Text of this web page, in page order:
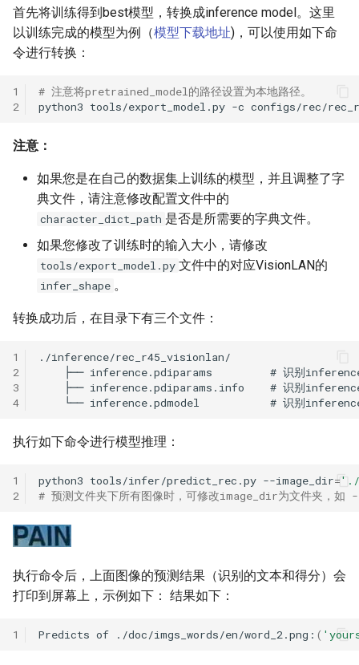
首先将训练得到best模型，转换成inference model。这里
以训练完成的模型为例（模型下载地址)，可以使用如下命
令进行转换：
1
2
# 注意将pretrained_model的路径设置为本地路径。
python3 tools/export_model.py -c configs/rec/
注意：
如果您是在自己的数据集上训练的模型，并且调整了字
典文件，请注意修改配置文件中的
character_dict_path 是否是所需要的字典文件。
如果您修改了训练时的输入大小，请修改
tools/export_model.py 文件中的对应VisionLAN的
infer_shape 。
转换成功后，在目录下有三个文件：
1
2
3
4
执行如下命令进行模型推理：
1
2
python3 tools/infer/predict_rec.py --image_dir='./
# 预测文件夹下所有图像时，可修改image_dir为文件夹
执行命令后，上面图像的预测结果（识别的文本和得分）会
打印到屏幕上，示例如下： 结果如下：
1 Predicts of ./doc/imgs_words/en/word_2.png: (